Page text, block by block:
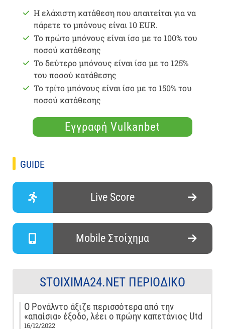
Η ελάχιστη κατάθεση που απαιτείται για να
πάρετε το μπόνους είναι 10 EUR.
Το πρώτο μπόνους είναι ίσο με το 100% του
ποσού κατάθεσης
Το δεύτερο μπόνους είναι ίσο με το 125%
του ποσού κατάθεσης
Το τρίτο μπόνους είναι ίσο με το 150% του
ποσού κατάθεσης
Εγγραφή Vulkanbet
GUIDE
Live Score
Mobile Στοίχημα
STOIXIMA24.NET ΠΕΡΙΟΔΙΚΌ
Ο Ρονάλντο άξιζε περισσότερα από την
«απαίσια» έξοδο, λέει ο πρώην καπετάνιος Utd
16/12/2022